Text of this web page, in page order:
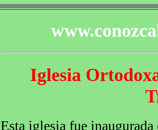
Iglesia
Esta iglesia fue inaugurada